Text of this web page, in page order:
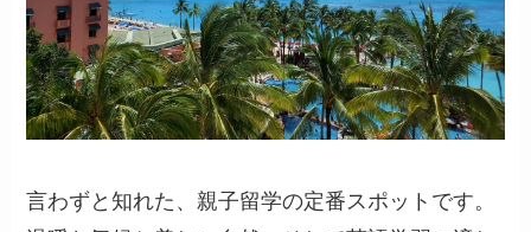
言わずと知れた、親子留学の定番スポットです。